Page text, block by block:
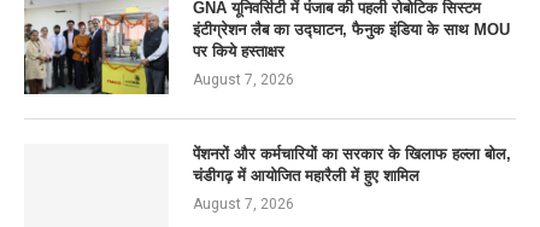
GNA यूनिवर्सिटी में पंजाब की पहली रोबोटिक सिस्टम
इंटीग्रेशन लैब का उद्घाटन, फैनुक इंडिया के साथ MOU
पर किये हस्ताक्षर
August 7, 2026
पेंशनरों और कर्मचारियों का सरकार के खिलाफ हल्ला बोल,
चंडीगढ़ में आयोजित महारैली में हुए शामिल
August 7, 2026